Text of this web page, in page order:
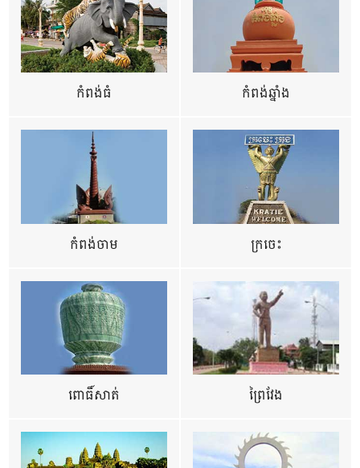
កំពង់ធំ កំពង់ឆ្នាំង
កំពង់ចាម ក្រចេះ
ពោធិ៍សាត់ ព្រៃវែង